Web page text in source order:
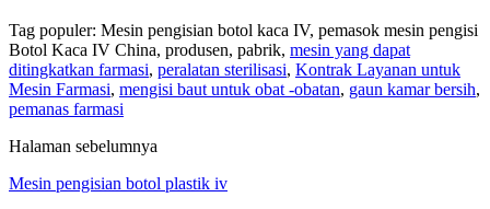
Tag populer: Mesin pengisian botol kaca IV, pemasok mesin pengisi
Botol Kaca IV China, produsen, pabrik, mesin yang dapat
ditingkatkan farmasi, peralatan sterilisasi, Kontrak Layanan untuk
Mesin Farmasi, mengisi baut untuk obat -obatan, gaun kamar bersih,
pemanas farmasi
Halaman sebelumnya
Mesin pengisian botol plastik iv